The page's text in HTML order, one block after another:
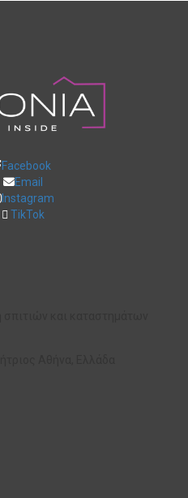
Facebook
Email
Instagram
TikTok